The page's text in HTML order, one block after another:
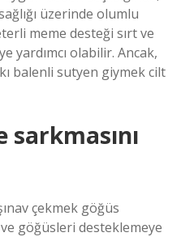
üzerinde olumlu
meme desteği sırt ve
yardımcı olabilir. Ancak,
balenli sutyen giymek cilt
çekmek göğüs
göğüsleri desteklemeye